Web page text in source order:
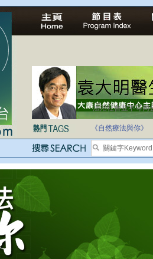
法治社會並不等同
《自然療法與你》